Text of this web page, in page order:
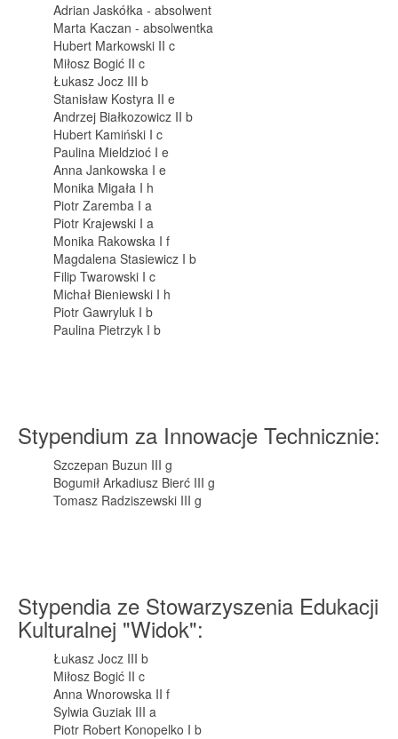
Adrian Jaskółka - absolwent
Marta Kaczan - absolwentka
Hubert Markowski II c
Miłosz Bogić II c
Łukasz Jocz III b
Stanisław Kostyra II e
Andrzej Białkozowicz II b
Hubert Kamiński I c
Paulina Mieldzioć I e
Anna Jankowska I e
Monika Migała I h
Piotr Zaremba I a
Piotr Krajewski I a
Monika Rakowska I f
Magdalena Stasiewicz I b
Filip Twarowski I c
Michał Bieniewski I h
Piotr Gawryluk I b
Paulina Pietrzyk I b
Stypendium za Innowacje Technicznie:
Szczepan Buzun III g
Bogumił Arkadiusz Bierć III g
Tomasz Radziszewski III g
Stypendia ze Stowarzyszenia Edukacji
Kulturalnej "Widok":
Łukasz Jocz III b
Miłosz Bogić II c
Anna Wnorowska II f
Sylwia Guziak III a
Piotr Robert Konopelko I b